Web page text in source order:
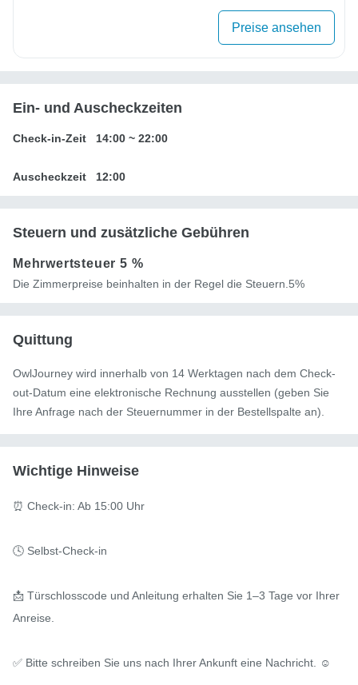
Preise ansehen
Ein- und Auscheckzeiten
Check-in-Zeit 14:00 ~ 22:00
Auscheckzeit 12:00
Steuern und zusätzliche Gebühren
Mehrwertsteuer5 %
Die Zimmerpreise beinhalten in der Regel die Steuern.5%
Quittung
OwlJourney wird innerhalb von 14 Werktagen nach dem Check-
out-Datum eine elektronische Rechnung ausstellen (geben Sie
Ihre Anfrage nach der Steuernummer in der Bestellspalte an).
Wichtige Hinweise
⏰ Check-in: Ab 15:00 Uhr
🕓 Selbst-Check-in
📩 Türschlosscode und Anleitung erhalten Sie 1–3 Tage vor Ihrer
Anreise.
✅ Bitte schreiben Sie uns nach Ihrer Ankunft eine Nachricht. ☺️